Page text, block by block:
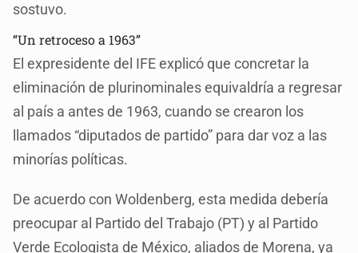
sostuvo.
“Un retroceso a 1963”
El expresidente del IFE explicó que concretar la
eliminación de plurinominales equivaldría a regresar
al país a antes de 1963, cuando se crearon los
llamados “diputados de partido” para dar voz a las
minorías políticas.
De acuerdo con Woldenberg, esta medida debería
preocupar al Partido del Trabajo (PT) y al Partido
Verde Ecologista de México, aliados de Morena, ya